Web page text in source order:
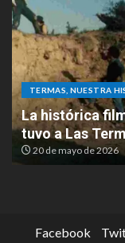
TERMAS, NUESTRA
La histórica
tuvo a Las
20 de mayo de 2026
Facebook